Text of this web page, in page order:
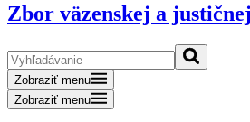
Zbor väzenskej a
Zobraziť menu
Zobraziť menu